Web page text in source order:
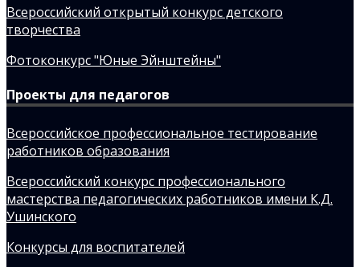
Всероссийский открытый конкурс детского
творчества
Фотоконкурс "Юные Эйнштейны"
Проекты для педагогов
Всероссийское профессиональное тестирование
работников образования
Всероссийский конкурс профессионального
мастерства педагогических работников имени К.Д.
Ушинского
Конкурсы для воспитателей